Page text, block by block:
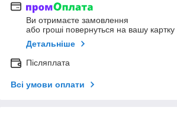
Ви отримаєте замовлення
або гроші повернуться на вашу картку
Детальніше
Післяплата
Всі умови оплати